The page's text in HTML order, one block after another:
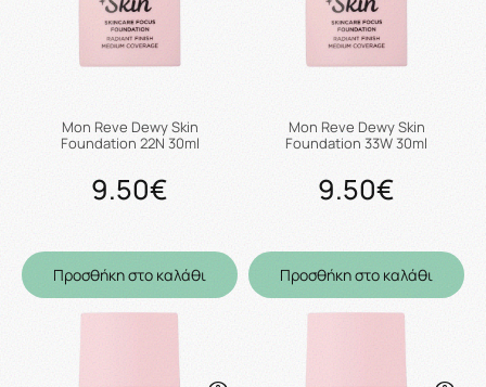
Mon Reve Dewy Skin
Foundation 22N 30ml
9.50€
Προσθήκη στο καλάθι
Mon Reve Dewy Skin
Foundation 33W 30ml
9.50€
Προσθήκη στο καλάθι